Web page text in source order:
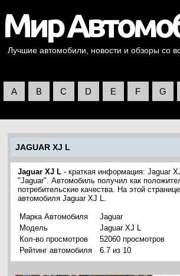
Лучшие автомобили, новости и обзоры со
A B C D E F G
JAGUAR XJ L
Jaguar XJ L - краткая информация: Jaguar
"Jaguar". Автомобиль получил как
потребительские качества. На этой
автомобиля Jaguar XJ L.
Марка Автомобиля
Jaguar
Модель
Jaguar XJ L
Кол-во просмотров
52060 просмотров
Рейтинг автомобиля
6.7 из 10